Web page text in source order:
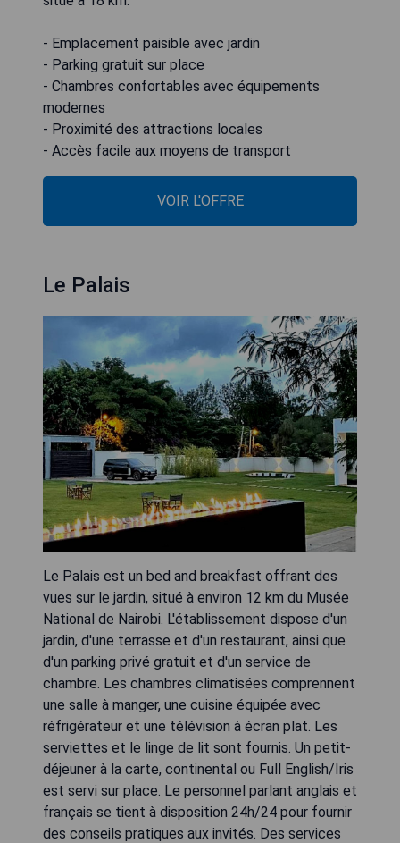
- Emplacement paisible avec jardin
- Parking gratuit sur place
- Chambres confortables avec équipements
modernes
- Proximité des attractions locales
- Accès facile aux moyens de transport
VOIR L'OFFRE
Le Palais
Le Palais est un bed and breakfast offrant des
vues sur le jardin, situé à environ 12 km du Musée
National de Nairobi. L'établissement dispose d'un
jardin, d'une terrasse et d'un restaurant, ainsi que
d'un parking privé gratuit et d'un service de
chambre. Les chambres climatisées comprennent
une salle à manger, une cuisine équipée avec
réfrigérateur et une télévision à écran plat. Les
serviettes et le linge de lit sont fournis. Un petit-
déjeuner à la carte, continental ou Full English/Iris
est servi sur place. Le personnel parlant anglais et
français se tient à disposition 24h/24 pour fournir
des conseils pratiques aux invités. Des services